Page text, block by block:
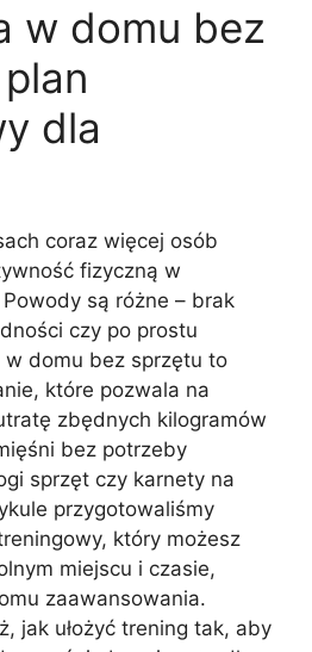
w domu bez
dla
coraz więcej osób
fizyczną w
są różne – brak
czy po prostu
domu bez sprzętu to
które pozwala na
zbędnych kilogramów
bez potrzeby
sprzęt czy karnety na
przygotowaliśmy
który możesz
miejscu i czasie,
zaawansowania.
jak ułożyć trening tak, aby